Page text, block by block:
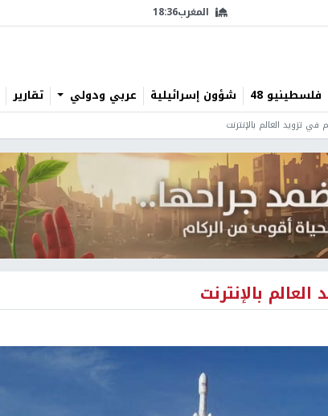
المغرب18:36
فلسطينيو 48 شؤون إسرائيلية عربي ودولي تقارير
العالم بالإنترنت
بالإنترنت